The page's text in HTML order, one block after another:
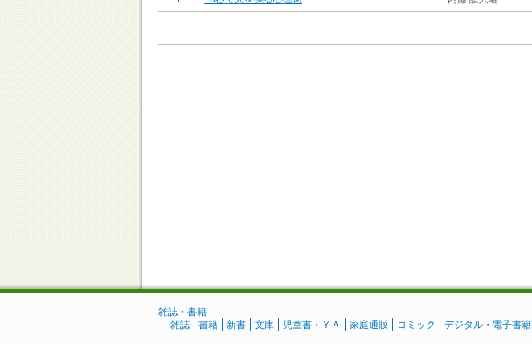
雑誌・書籍
雑誌
書籍 新書 文庫 児童書・ＹＡ 家庭通販 コミック デジタル・電子書籍